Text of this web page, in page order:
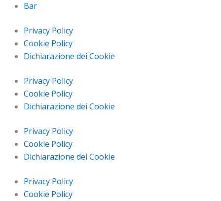
Bar
Privacy Policy
Cookie Policy
Dichiarazione dei Cookie
Privacy Policy
Cookie Policy
Dichiarazione dei Cookie
Privacy Policy
Cookie Policy
Dichiarazione dei Cookie
Privacy Policy
Cookie Policy